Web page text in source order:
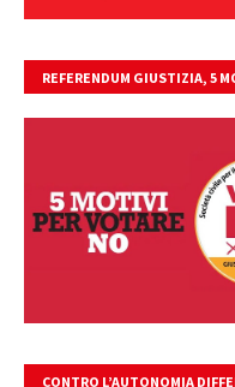
REFERENDUM GIUSTIZIA, 5
CONTRO L’AUTONOMIA